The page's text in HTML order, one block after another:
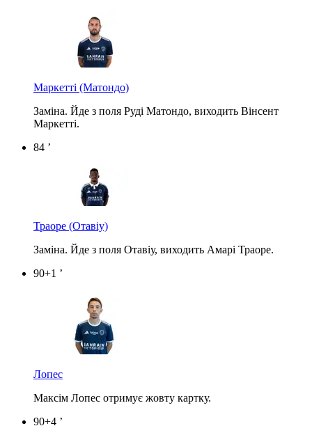
Маркетті (Матондо)
Заміна. Йде з поля Руді Матондо, виходить Вінсент
Маркетті.
84 ’
Траоре (Отавіу)
Заміна. Йде з поля Отавіу, виходить Амарі Траоре.
90+1 ’
Лопес
Максім Лопес отримує жовту картку.
90+4 ’